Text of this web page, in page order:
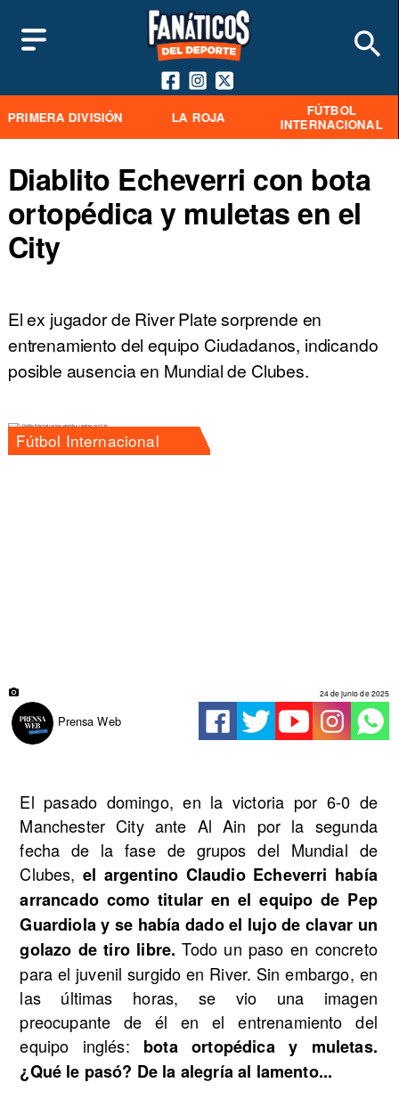
PRIMERA DIVISIÓN LA ROJA
FÚTBOL
INTERNACIONAL
Diablito Echeverri con bota
ortopédica y muletas en el
City
El ex jugador de River Plate sorprende en
entrenamiento del equipo Ciudadanos, indicando
posible ausencia en Mundial de Clubes.
Fútbol Internacional
Prensa Web
24 de junio de 2025
El pasado domingo, en la victoria por 6-0 de
Manchester City ante Al Ain por la segunda
fecha de la fase de grupos del Mundial de
Clubes, el argentino Claudio Echeverri había
arrancado como titular en el equipo de Pep
Guardiola y se había dado el lujo de clavar un
golazo de tiro libre. Todo un paso en concreto
para el juvenil surgido en River. Sin embargo, en
las últimas horas, se vio una imagen
preocupante de él en el entrenamiento del
equipo inglés: bota ortopédica y muletas.
¿Qué le pasó? De la alegría al lamento...